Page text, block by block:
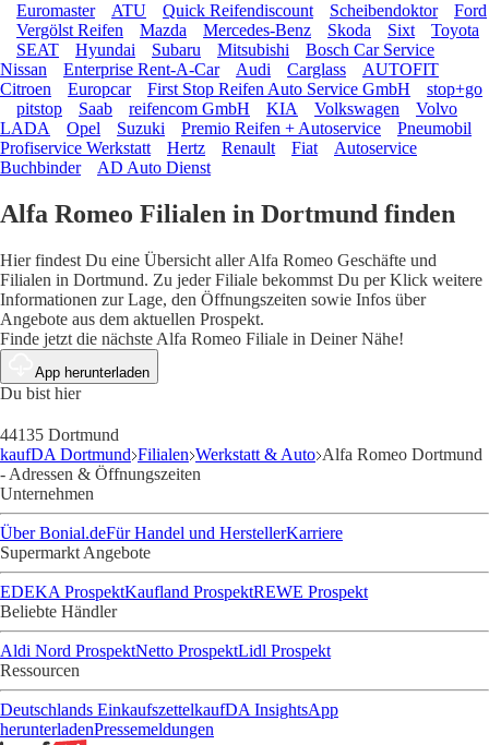
Euromaster ATU Quick Reifendiscount Scheibendoktor
Ford
Vergölst Reifen
Mazda Mercedes-Benz Skoda Sixt
Toyota
SEAT
Hyundai Subaru Mitsubishi
Bosch Car Service
Nissan
Enterprise Rent-A-Car Audi Carglass
AUTOFIT
Citroen
Europcar First Stop Reifen Auto Service GmbH
stop+go
pitstop
Saab reifencom GmbH KIA Volkswagen
Volvo
LADA
Opel Suzuki Premio Reifen + Autoservice
Pneumobil
Profiservice Werkstatt
Hertz Renault Fiat
Autoservice
Buchbinder
AD Auto Dienst
Alfa Romeo Filialen in Dortmund finden
Hier findest Du eine Übersicht aller Alfa Romeo Geschäfte und
Filialen in Dortmund. Zu jeder Filiale bekommst Du per Klick weitere
Informationen zur Lage, den Öffnungszeiten sowie Infos über
Angebote aus dem aktuellen Prospekt.
Finde jetzt die nächste Alfa Romeo Filiale in Deiner Nähe!
App herunterladen
Du bist hier
44135 Dortmund
kaufDA Dortmund Filialen Werkstatt & Auto Alfa Romeo Dortmund
- Adressen & Öffnungszeiten
Unternehmen
Über Bonial.deFür Handel und HerstellerKarriere
Supermarkt Angebote
EDEKA ProspektKaufland ProspektREWE Prospekt
Beliebte Händler
Aldi Nord ProspektNetto ProspektLidl Prospekt
Ressourcen
Deutschlands EinkaufszettelkaufDA InsightsApp
herunterladenPressemeldungen